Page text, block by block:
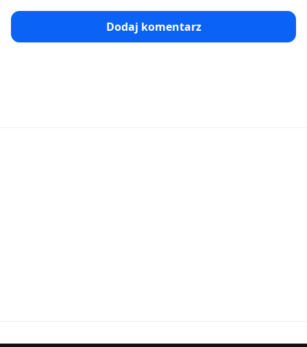
Dodaj komentarz